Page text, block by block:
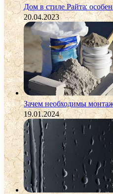
Дом в стиле Райта:
20.04.2023
Зачем необходимы
19.01.2024